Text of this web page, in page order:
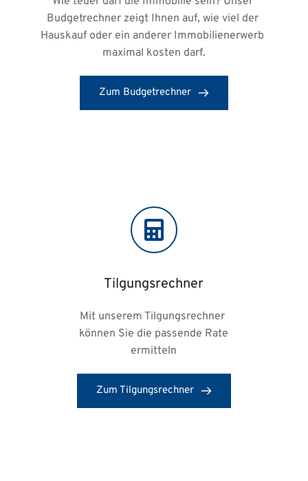
Budgetrechner zeigt Ihnen auf, wie viel der
Hauskauf oder ein anderer Immobilienerwerb
maximal kosten darf.
Zum Budgetrechner
Tilgungsrechner
Mit unserem Tilgungsrechner
können Sie die passende Rate
ermitteln
Zum Tilgungsrechner